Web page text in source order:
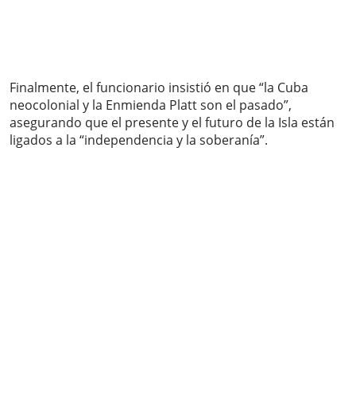
Finalmente, el funcionario insistió en que “la Cuba
neocolonial y la Enmienda Platt son el pasado”,
asegurando que el presente y el futuro de la Isla están
ligados a la “independencia y la soberanía”.